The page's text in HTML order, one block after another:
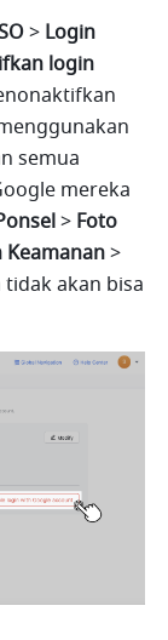
> Login
login
semua
mereka
> Foto
Keamanan >
tidak akan bisa